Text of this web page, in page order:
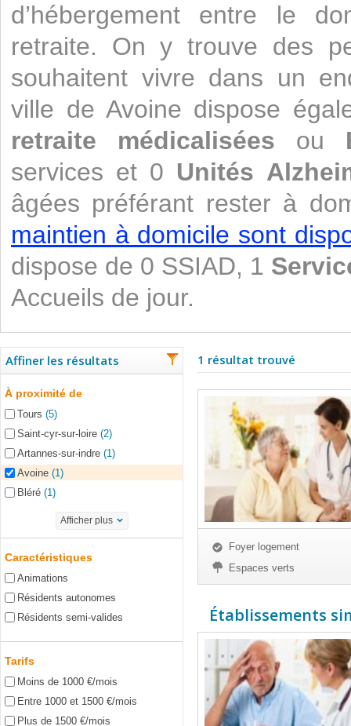
d’hébergement entre le
retraite. On y trouve des
souhaitent vivre dans un
ville de Avoine dispose
retraite médicalisées ou
services et 0 Unités
âgées préférant rester à
maintien à domicile sont
dispose de 0 SSIAD, 1
Accueils de jour.
Affiner les résultats
À proximité de
Tours (5)
Saint-cyr-sur-loire (2)
Artannes-sur-indre (1)
Avoine (1)
Bléré (1)
Afficher plus
Caractéristiques
Animations
Résidents autonomes
Résidents semi-valides
Tarifs
Moins de 1000 €/mois
Entre 1000 et 1500 €/mois
Plus de 1500 €/mois
1 résultat trouvé
Foyer logement
Espaces verts
Établissements